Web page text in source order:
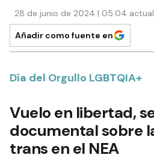
28 de junio de 2024 | 05:04
Añadir como fuente en
Día del Orgullo LGBTQIA+
Vuelo en libertad,
documental sobre
trans en el NEA